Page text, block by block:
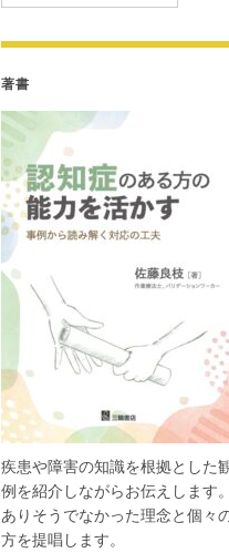
著書
疾患や障害の知識を根拠とした
例を紹介しながらお伝えします。
ありそうでなかった理念と個々
方を提唱します。